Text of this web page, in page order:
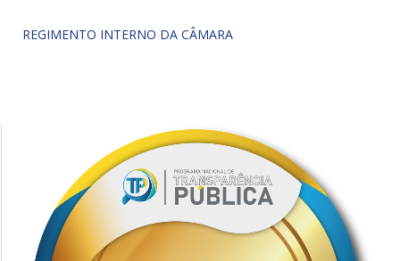
REGIMENTO INTERNO DA CÂMARA